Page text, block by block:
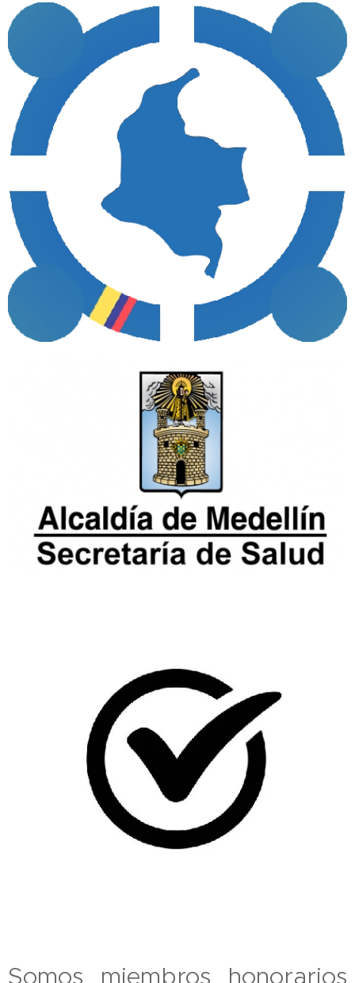
Somos miembros honorarios